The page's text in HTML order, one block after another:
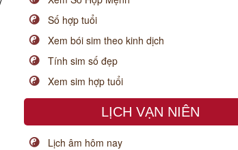
Số hợp tuổi
Xem bói sim theo kinh dịch
Tính sim số đẹp
Xem sim hợp tuổi
LỊCH VẠN NIÊN
Lịch âm hôm nay